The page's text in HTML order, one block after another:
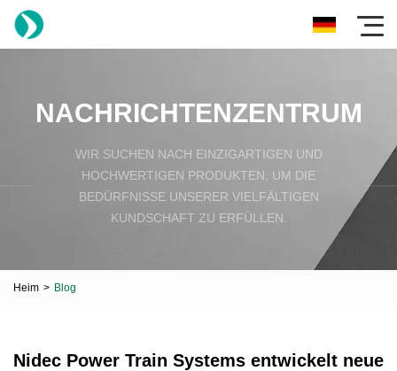
NACHRICHTENZENTRUM
WIR SUCHEN NACH EINZIGARTIGEN UND
HOCHWERTIGEN PRODUKTEN, UM DIE
BEDÜRFNISSE UNSERER VIELFÄLTIGEN
KUNDSCHAFT ZU ERFÜLLEN.
Heim > Blog
Nidec Power Train Systems entwickelt neue